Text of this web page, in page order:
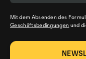
Mit dem Absenden des
Geschäftsbedingungen und